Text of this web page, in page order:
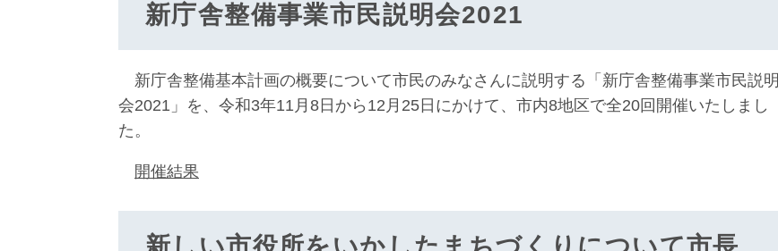
新庁舎整備事業市民説明会2021
新庁舎整備基本計画の概要について市民のみなさんに説明する「新庁舎整備事業市民説明
会2021」を、令和3年11月8日から12月25日にかけて、市内8地区で全20回開催いたしまし
た。
開催結果